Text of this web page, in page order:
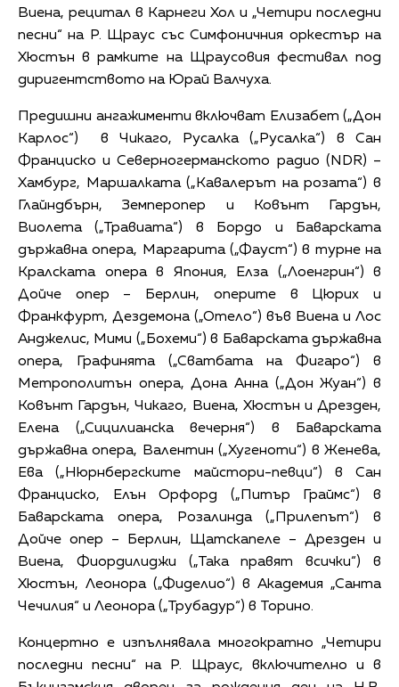
Виена, рецитал в Карнеги Хол и „Четири последни
песни“ на Р. Щраус със Симфоничния оркестър на
Хюстън в рамките на Щраусовия фестивал под
диригентството на Юрай Валчуха.
Предишни ангажименти включват Елизабет („Дон
Карлос“) в Чикаго, Русалка („Русалка“) в Сан
Франциско и Северногерманското радио (NDR) –
Хамбург, Маршалката („Кавалерът на розата“) в
Глайндбърн, Земперопер и Ковънт Гардън,
Виолета („Травиата“) в Бордо и Баварската
държавна опера, Маргарита („Фауст“) в турне на
Кралската опера в Япония, Елза („Лоенгрин“) в
Дойче опер – Берлин, оперите в Цюрих и
Франкфурт, Дездемона („Отело“) във Виена и Лос
Анджелис, Мими („Бохеми“) в Баварската държавна
опера, Графинята („Сватбата на Фигаро“) в
Метрополитън опера, Дона Анна („Дон Жуан“) в
Ковънт Гардън, Чикаго, Виена, Хюстън и Дрезден,
Елена („Сицилианска вечерня“) в Баварската
държавна опера, Валентин („Хугеноти“) в Женева,
Ева („Нюрнбергските майстори-певци“) в Сан
Франциско, Елън Орфорд („Питър Граймс“) в
Баварската опера, Розалинда („Прилепът“) в
Дойче опер – Берлин, Щатскапеле – Дрезден и
Виена, Фиордилиджи („Така правят всички“) в
Хюстън, Леонора („Фиделио“) в Академия „Санта
Чечилия“ и Леонора („Трубадур“) в Торино.
Концертно е изпълнявала многократно „Четири
последни песни“ на Р. Щраус, включително и в